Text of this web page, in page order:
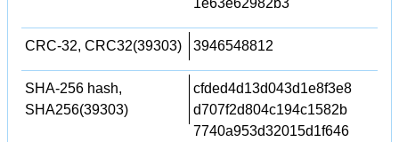
CRC-32, CRC32(39303) 3946548812
SHA-256 hash,
SHA256(39303)
cfded4d13d043d1e8f3e8
d707f2d804c194c1582b
7740a953d32015d1f646